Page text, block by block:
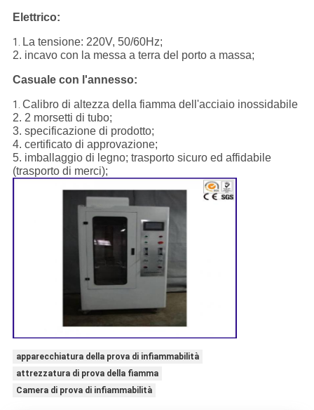
Elettrico:
1. La tensione: 220V, 50/60Hz;
2. incavo con la messa a terra del porto a massa;
Casuale con l'annesso:
1. Calibro di altezza della fiamma dell'acciaio inossidabile
2. 2 morsetti di tubo;
3. specificazione di prodotto;
4. certificato di approvazione;
5. imballaggio di legno; trasporto sicuro ed affidabile
(trasporto di merci);
apparecchiatura della prova di infiammabilità
attrezzatura di prova della fiamma
Camera di prova di infiammabilità